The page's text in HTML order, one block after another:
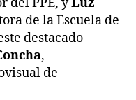
del PPE, yLuz
de la Escuela de
destacado
,
de